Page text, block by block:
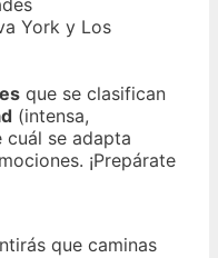
York y Los
que se clasifican
(intensa,
cuál se adapta
¡Prepárate
que caminas